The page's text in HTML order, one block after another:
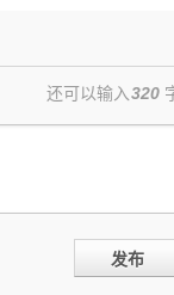
还可以输入320
发布